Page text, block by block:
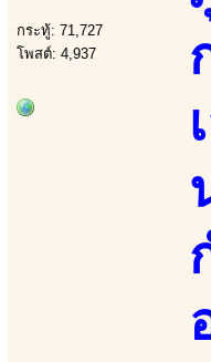
กระทู้: 71,727
โพสต์: 4,937